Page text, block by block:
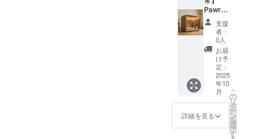
る初期
不良は
無償交
換（商
品到着
後7日以
内に連
絡）。
保証期
間：購
入日か
ら6ヶ月
間。 ※
不適切
保。入
口ドア
はロッ
ク可
能。 ・
取扱説
明書の
有無・
対応言
語：あ
り / 日本
語 ・保
証の有
無、保
（内
装）、
ステン
レス
（金具
部品）
・使用
方法：
防音・
快適空
間を提
供する
犬小屋
です。
人名：
株式会
社
SALVAT
ORE 2.
商品概
要につ
いて ・
商品サ
イズ/重
量：横
96.5cm
×縦
65cm×
白, 黒，
グレー
・商品
ステッ
カーサ
イズ：
7.5cm×
7.5cm
1. 本商
品の
メー
カー情
報 ・
メー
Pawrad
iseレ
ギュ
ラーサ
イズ×ス
テッ
カー ・
Pawrad
iseレ
ギュ
ラーサ
イズと
ステッ
カーを
支援
者：
0人
お届
け予
定：
2025
年10
月
詳細を見る
こ
の
リ
タ
ー
ン
を
選
択
す